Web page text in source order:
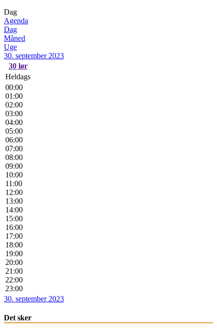
Dag
Agenda
Dag
Måned
Uge
30. september 2023
30 lør
Heldags
00:00
01:00
02:00
03:00
04:00
05:00
06:00
07:00
08:00
09:00
10:00
11:00
12:00
13:00
14:00
15:00
16:00
17:00
18:00
19:00
20:00
21:00
22:00
23:00
30. september 2023
Det sker